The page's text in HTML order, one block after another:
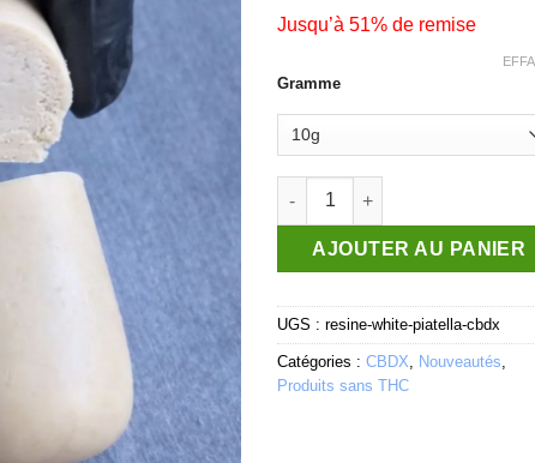
client
Jusqu’à 51% de remise
Gramme
quantité de White Piatella
AJOUTER AU PANIER
UGS :resine-white-piatella-cbdx
Catégories :CBDX, Nouveautés,
Produits sans THC